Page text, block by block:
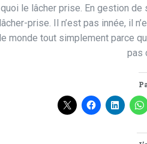
quoi le lâcher prise. En gestion
lâcher-prise. Il n’est pas innée, il
le monde tout simplement parce
pas